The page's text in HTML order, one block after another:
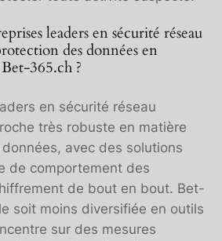
leaders en sécurité réseau
des données en
365.ch ?
en sécurité réseau
très robuste en matière
avec des solutions
de comportement des
de bout en bout. Bet-
soit moins diversifiée en outils
sur des mesures